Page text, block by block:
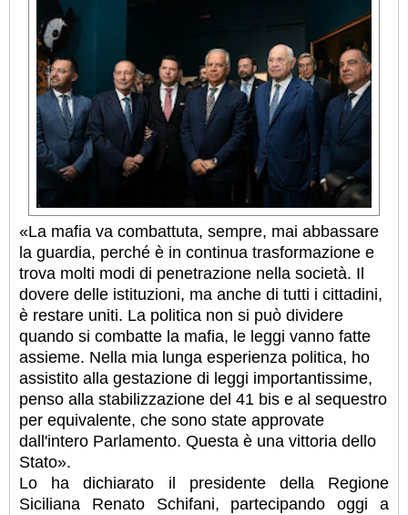
«La mafia va combattuta, sempre, mai abbassare
la guardia, perché è in continua trasformazione e
trova molti modi di penetrazione nella società. Il
dovere delle istituzioni, ma anche di tutti i cittadini,
è restare uniti. La politica non si può dividere
quando si combatte la mafia, le leggi vanno fatte
assieme. Nella mia lunga esperienza politica, ho
assistito alla gestazione di leggi importantissime,
penso alla stabilizzazione del 41 bis e al sequestro
per equivalente, che sono state approvate
dall'intero Parlamento. Questa è una vittoria dello
Stato».
Lo ha dichiarato il presidente della Regione
Siciliana Renato Schifani, partecipando oggi a